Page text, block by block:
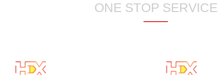
ONE STOP SERVICE